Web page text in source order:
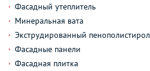
Фасадный утеплитель
Минеральная вата
Экструдированный пенополистирол
Фасадные панели
Фасадная плитка